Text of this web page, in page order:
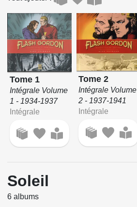
Tome 1
Intégrale Volume
1 - 1934-1937
Intégrale
Tome 2
Intégrale Volume
2 - 1937-1941
Intégrale
Soleil
6 albums